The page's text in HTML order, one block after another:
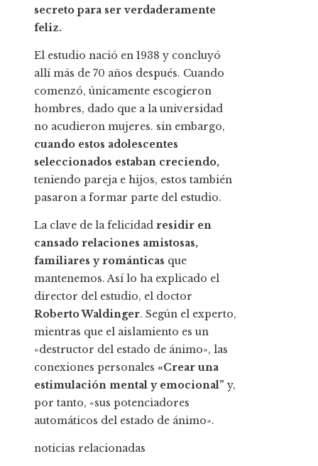
secreto para ser verdaderamente
feliz.
El estudio nació en 1938 y concluyó
allí más de 70 años después. Cuando
comenzó, únicamente escogieron
hombres, dado que a la universidad
no acudieron mujeres. sin embargo,
cuando estos adolescentes
seleccionados estaban creciendo,
teniendo pareja e hijos, estos también
pasaron a formar parte del estudio.
La clave de la felicidad residir en
cansado relaciones amistosas,
familiares y románticas que
mantenemos. Así lo ha explicado el
director del estudio, el doctor
Roberto Waldinger. Según el experto,
mientras que el aislamiento es un
«destructor del estado de ánimo», las
conexiones personales «Crear una
estimulación mental y emocional” y,
por tanto, «sus potenciadores
automáticos del estado de ánimo».
noticias relacionadas